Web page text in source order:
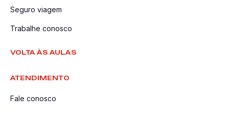
Seguro viagem
Trabalhe conosco
VOLTA ÀS AULAS
ATENDIMENTO
Fale conosco